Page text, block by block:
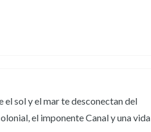
el sol y el mar te desconectan del
el imponente Canal y una vida